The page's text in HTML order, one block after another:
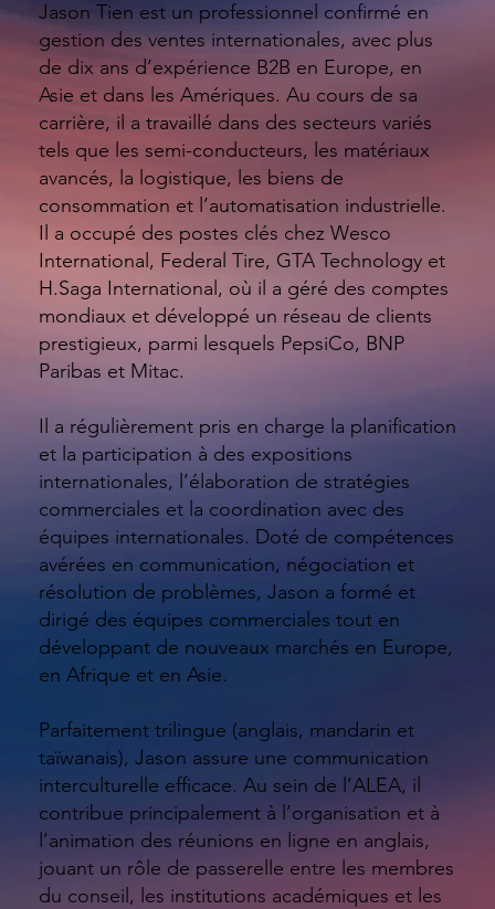
Jason Tien est un professionnel confirmé en
gestion des ventes internationales, avec plus
de dix ans d’expérience B2B en Europe, en
Asie et dans les Amériques. Au cours de sa
carrière, il a travaillé dans des secteurs variés
tels que les semi-conducteurs, les matériaux
avancés, la logistique, les biens de
consommation et l’automatisation industrielle.
Il a occupé des postes clés chez Wesco
International, Federal Tire, GTA Technology et
H.Saga International, où il a géré des comptes
mondiaux et développé un réseau de clients
prestigieux, parmi lesquels PepsiCo, BNP
Paribas et Mitac.
Il a régulièrement pris en charge la planification
et la participation à des expositions
internationales, l’élaboration de stratégies
commerciales et la coordination avec des
équipes internationales. Doté de compétences
avérées en communication, négociation et
résolution de problèmes, Jason a formé et
dirigé des équipes commerciales tout en
développant de nouveaux marchés en Europe,
en Afrique et en Asie.
Parfaitement trilingue (anglais, mandarin et
taïwanais), Jason assure une communication
interculturelle efficace. Au sein de l’ALEA, il
contribue principalement à l’organisation et à
l’animation des réunions en ligne en anglais,
jouant un rôle de passerelle entre les membres
du conseil, les institutions académiques et les